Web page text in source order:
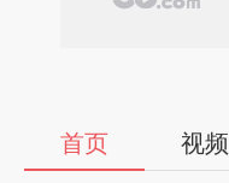
首页 视频